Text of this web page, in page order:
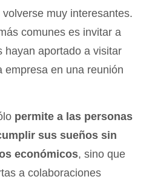
muy interesantes.
comunes es invitar a
hayan aportado a visitar
empresa en una reunión
permite a las personas
sus sueños sin
económicos, sino que
a colaboraciones